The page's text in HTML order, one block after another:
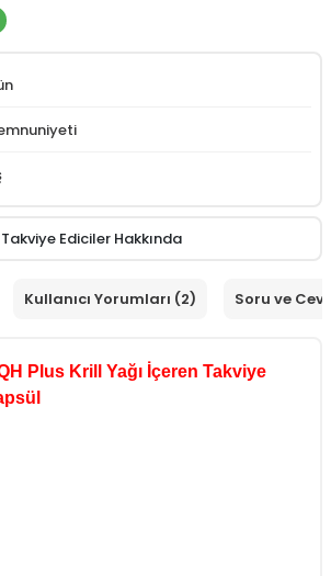
Takviye Ediciler Hakkında
Kullanıcı Yorumları (2) Soru ve
Plus Krill Yağı İçeren Takviye